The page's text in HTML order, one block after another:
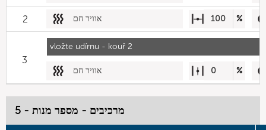
2 אוויר חם 100 %
vložte udírnu - kouř 2
3
אוויר חם 0 %
מרכיבים - מספר מנות - 5